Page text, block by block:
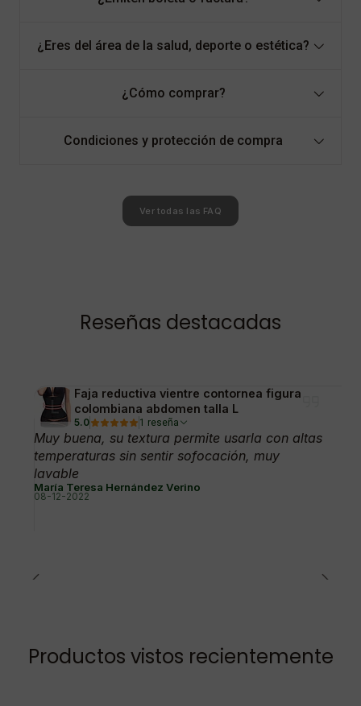
¿Eres del área de la salud, deporte o estética?
¿Cómo comprar?
Condiciones y protección de compra
Ver todas las FAQ
Reseñas destacadas
Faja reductiva vientre contornea figura
colombiana abdomen talla L
5.0 1 reseña
Muy buena, su textura permite usarla con altas
temperaturas sin sentir sofocación, muy
lavable
María Teresa Hernández Verino
08-12-2022
Productos vistos recientemente